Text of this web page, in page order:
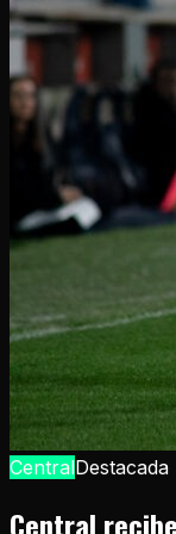
CentralDestacada
Central